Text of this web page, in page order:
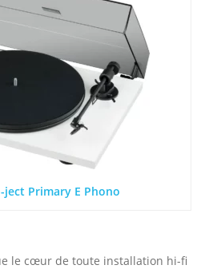
ject Primary E Phono
le cœur de toute installation hi-fi